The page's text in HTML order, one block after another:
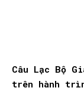
Câu Lạc Bộ
trên hành